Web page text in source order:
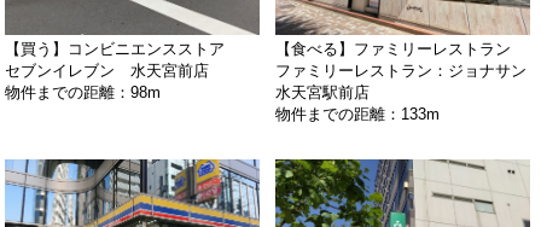
【買う】コンビニエンスストア
セブンイレブン 水天宮前店
物件までの距離：98m
【食べる】ファミリーレストラン
ファミリーレストラン：ジョナサン
水天宮駅前店
物件までの距離：133m